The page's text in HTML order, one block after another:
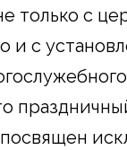
только с
и с